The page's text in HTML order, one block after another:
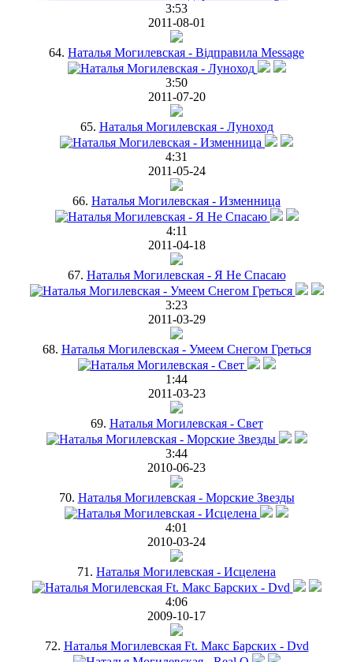
3:53
2011-08-01
64. Наталья Могилевская - Відправила Message
3:50
2011-07-20
65. Наталья Могилевская - Луноход
4:31
2011-05-24
66. Наталья Могилевская - Изменница
4:11
2011-04-18
67. Наталья Могилевская - Я Не Спасаю
3:23
2011-03-29
68. Наталья Могилевская - Умеем Снегом Греться
1:44
2011-03-23
69. Наталья Могилевская - Свет
3:44
2010-06-23
70. Наталья Могилевская - Морские Звезды
4:01
2010-03-24
71. Наталья Могилевская - Исцелена
4:06
2009-10-17
72. Наталья Могилевская Ft. Макс Барских - Dvd